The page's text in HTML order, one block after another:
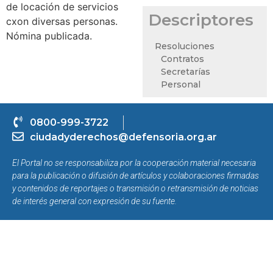
de locación de servicios
cxon diversas personas.
Nómina publicada.
Descriptores
Resoluciones
Contratos
Secretarías
Personal
0800-999-3722
ciudadyderechos@defensoria.org.ar
El Portal no se responsabiliza por la cooperación material necesaria
para la publicación o difusión de artículos y colaboraciones firmadas
y contenidos de reportajes o transmisión o retransmisión de noticias
de interés general con expresión de su fuente.